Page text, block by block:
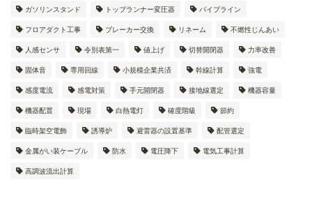
ガソリンスタンド トップランナー変圧器 パイプライン
フロアダクト工事 ブレーカー交換 リネーム 不燃性じんあい
人感センサ 令別表第一 値上げ 切替開閉器 力率改善
固体音 専用回線 小規模企業共済 幹線計算 強電
感度電流 感電対策 手元開閉器 接地線選定 機器容量
機器配置 現場 白熱電灯 確度階級 節約
臨時架空電飾 誘導炉 避雷器の設置基準 配管選定
金属がい装ケーブル 防水 電圧降下 電気工事計算
高調波流出計算